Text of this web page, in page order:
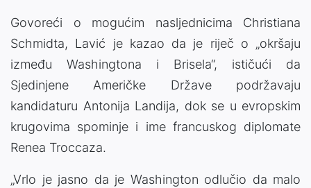
Govoreći o mogućim nasljednicima Christiana
Schmidta, Lavić je kazao da je riječ o „okršaju
između Washingtona i Brisela“, ističući da
Sjedinjene Američke Države podržavaju
kandidaturu Antonija Landija, dok se u evropskim
krugovima spominje i ime francuskog diplomate
Renea Troccaza.
„Vrlo je jasno da je Washington odlučio da malo